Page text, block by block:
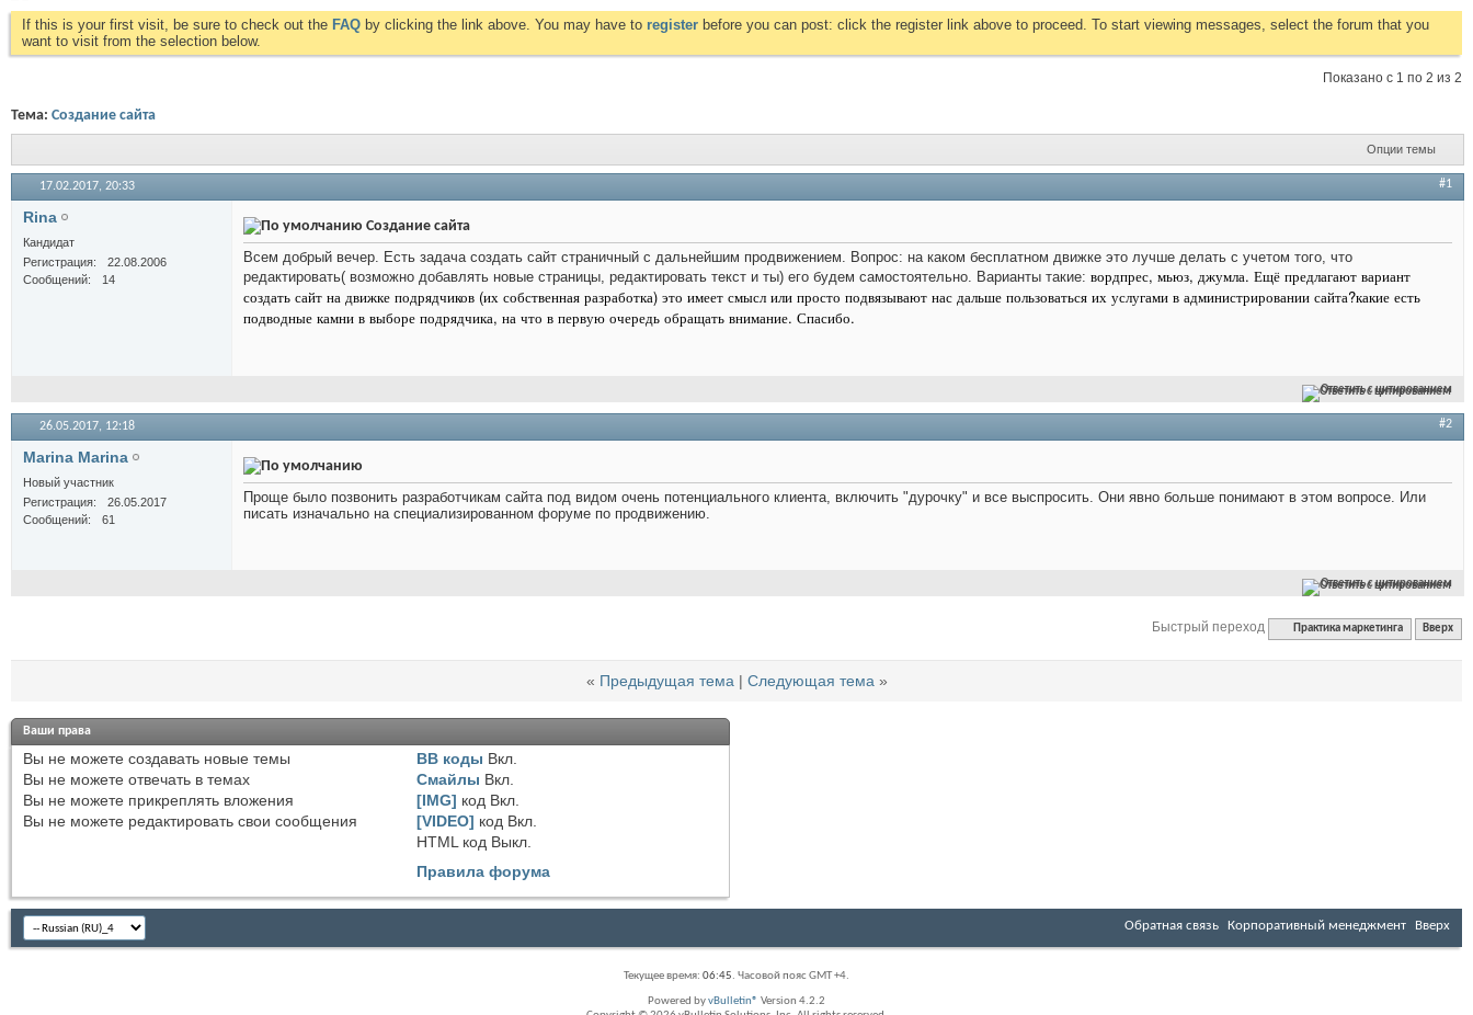
If this is your first visit, be sure to check out the FAQ by clicking the link above. You may have to register before you can post: click the register link above to proceed. To start viewing messages, select the forum that you
want to visit from the selection below.
Показано с 1 по 2 из 2
Тема: Создание сайта
Опции темы
17.02.2017, 20:33 #1
Rina
Кандидат
Регистрация
22.08.2006
Сообщений
14
Создание сайта
Всем добрый вечер. Есть задача создать сайт страничный с дальнейшим продвижением. Вопрос: на каком бесплатном движке это лучше делать с учетом того, что
редактировать( возможно добавлять новые страницы, редактировать текст и ты) его будем самостоятельно. Варианты такие: вордпрес, мьюз, джумла. Ещё предлагают вариант
создать сайт на движке подрядчиков (их собственная разработка) это имеет смысл или просто подвязывают нас дальше пользоваться их услугами в администрировании сайта?какие есть
подводные камни в выборе подрядчика, на что в первую очередь обращать внимание. Спасибо.
Ответить с цитированием
26.05.2017, 12:18 #2
Marina Marina
Новый участник
Регистрация
26.05.2017
Сообщений
61
Проще было позвонить разработчикам сайта под видом очень потенциального клиента, включить "дурочку" и все выспросить. Они явно больше понимают в этом вопросе. Или
писать изначально на специализированном форуме по продвижению.
Ответить с цитированием
Быстрый переход Практика маркетинга Вверх
« Предыдущая тема| Следующая тема »
Ваши права
Вы не можете создавать новые темы
Вы не можете отвечать в темах
Вы не можете прикреплять вложения
Вы не можете редактировать свои сообщения
BB коды Вкл.
Смайлы Вкл.
[IMG] код Вкл.
[VIDEO] код Вкл.
HTML код Выкл.
Правила форума
Обратная связь Корпоративный менеджмент Вверх
Текущее время: 06:45. Часовой пояс GMT +4.
Powered byvBulletin® Version 4.2.2